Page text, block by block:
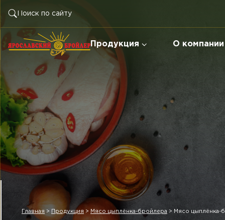
Продукция О компании
Главная > Продукция > Мясо цыплёнка-бройлера > Мясо цыплёнка-